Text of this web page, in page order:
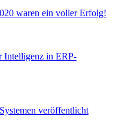
waren ein voller Erfolg!
Intelligenz in ERP-
veröffentlicht